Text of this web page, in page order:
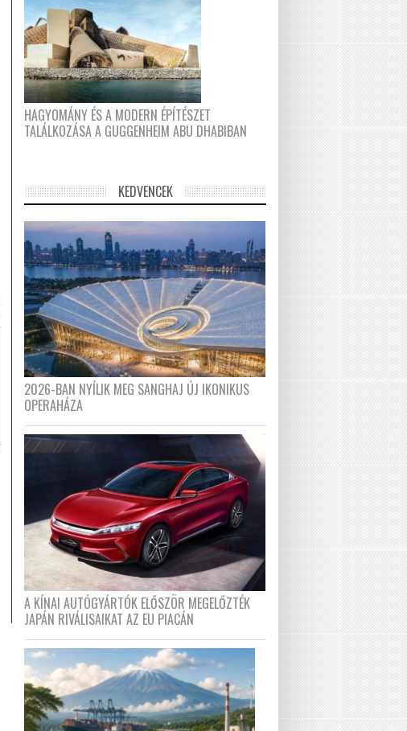
HAGYOMÁNY ÉS A MODERN ÉPÍTÉSZET
TALÁLKOZÁSA A GUGGENHEIM ABU DHABIBAN
KEDVENCEK
2026-BAN NYÍLIK MEG SANGHAJ ÚJ IKONIKUS
OPERAHÁZA
A KÍNAI AUTÓGYÁRTÓK ELŐSZÖR MEGELŐZTÉK
JAPÁN RIVÁLISAIKAT AZ EU PIACÁN